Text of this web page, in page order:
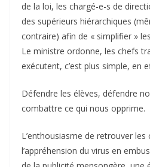
de la loi, les chargé-e-s de
des supérieurs hiérarchiques
contraire) afin de « simplifier »
Le ministre ordonne, les chefs
exécutent, c’est plus simple, en
Défendre les élèves, défendre
combattre ce qui nous opprime.
L’enthousiasme de retrouver
l’appréhension du virus en